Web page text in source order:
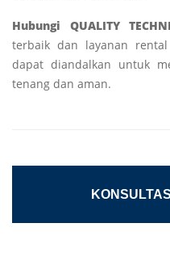
Hubungi QUALITY
terbaik dan layanan
dapat diandalkan untuk
tenang dan aman.